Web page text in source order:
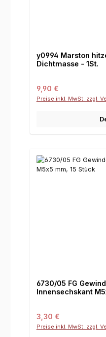
y0994 Marston
Dichtmasse - 1St.
Regulärer Preis:
9,90 €
Preise inkl. MwSt. zzgl.
6730/05 FG
Innensechskant
Regulärer Preis:
3,30 €
Preise inkl. MwSt. zzgl.